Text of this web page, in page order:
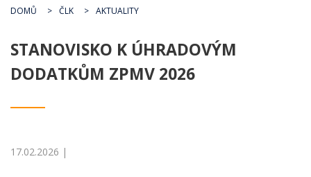
DOMŮ ČLK AKTUALITY
STANOVISKO K ÚHRADOVÝM
DODATKŮM ZPMV 2026
17.02.2026 |